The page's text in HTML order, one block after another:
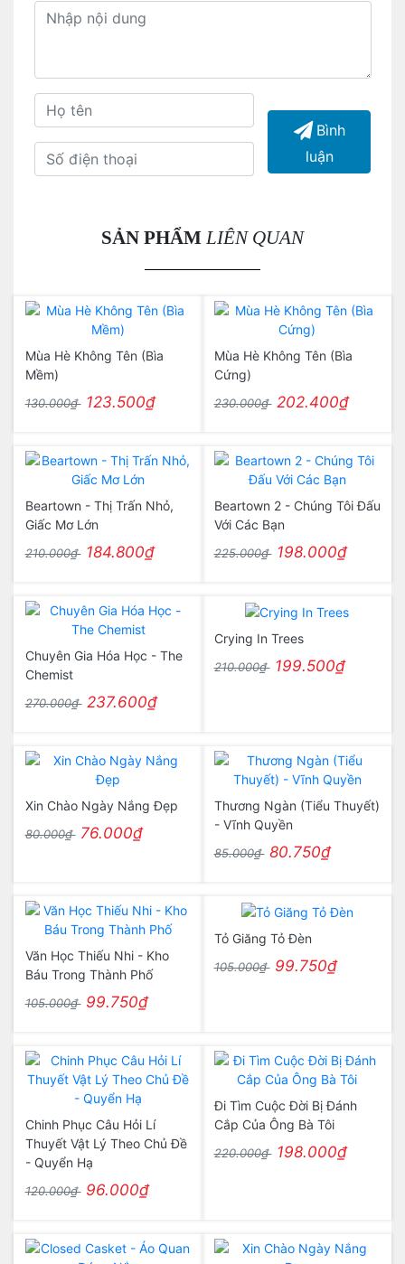
Bình
luận
SẢN PHẨM LIÊN QUAN
Mùa Hè Không Tên (Bìa
Mềm)
130.000₫ 123.500₫
Mùa Hè Không Tên (Bìa
Cứng)
230.000₫ 202.400₫
Beartown - Thị Trấn Nhỏ,
Giấc Mơ Lớn
210.000₫ 184.800₫
Beartown 2 - Chúng Tôi Đấu
Với Các Bạn
225.000₫ 198.000₫
Chuyên Gia Hóa Học - The
Chemist
270.000₫ 237.600₫
Crying In Trees
210.000₫ 199.500₫
Xin Chào Ngày Nắng Đẹp
80.000₫ 76.000₫
Thương Ngàn (Tiểu Thuyết)
- Vĩnh Quyền
85.000₫ 80.750₫
Văn Học Thiếu Nhi - Kho
Báu Trong Thành Phố
105.000₫ 99.750₫
Tỏ Giăng Tỏ Đèn
105.000₫ 99.750₫
Chinh Phục Câu Hỏi Lí
Thuyết Vật Lý Theo Chủ Đề
- Quyển Hạ
120.000₫ 96.000₫
Đi Tìm Cuộc Đời Bị Đánh
Cắp Của Ông Bà Tôi
220.000₫ 198.000₫